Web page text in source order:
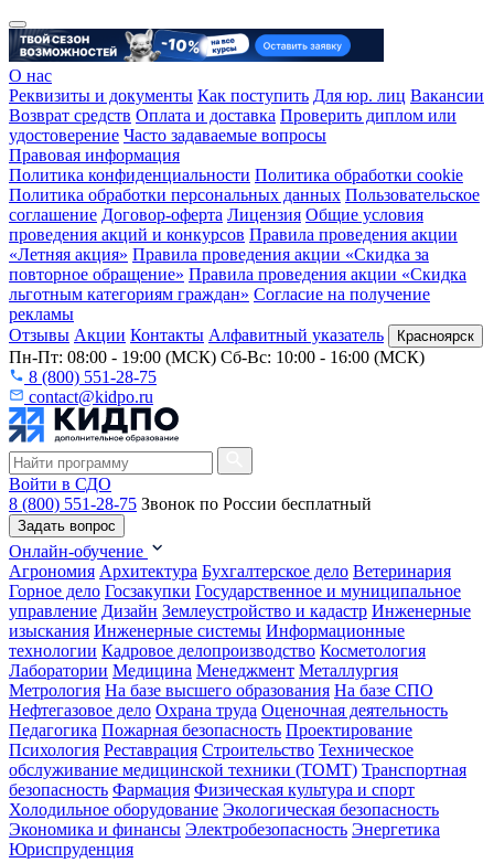
О нас
Реквизиты и документы Как поступить Для юр. лиц Вакансии
Возврат средств Оплата и доставка Проверить диплом или
удостоверение Часто задаваемые вопросы
Правовая информация
Политика конфиденциальности Политика обработки cookie
Политика обработки персональных данных Пользовательское
соглашение Договор-оферта Лицензия Общие условия
проведения акций и конкурсов Правила проведения акции
«Летняя акция» Правила проведения акции «Скидка за
повторное обращение» Правила проведения акции «Скидка
льготным категориям граждан» Согласие на получение
рекламы
Отзывы Акции Контакты Алфавитный указатель Красноярск
Пн-Пт: 08:00 - 19:00 (МСК) Сб-Вс: 10:00 - 16:00 (МСК)
8 (800) 551-28-75
contact@kidpo.ru
Войти в СДО
8 (800) 551-28-75 Звонок по России бесплатный
Задать вопрос
Онлайн-обучение
Агрономия Архитектура Бухгалтерское дело Ветеринария
Горное дело Госзакупки Государственное и муниципальное
управление Дизайн Землеустройство и кадастр Инженерные
изыскания Инженерные системы Информационные
технологии Кадровое делопроизводство Косметология
Лаборатории Медицина Менеджмент Металлургия
Метрология На базе высшего образования На базе СПО
Нефтегазовое дело Охрана труда Оценочная деятельность
Педагогика Пожарная безопасность Проектирование
Психология Реставрация Строительство Техническое
обслуживание медицинской техники (ТОМТ) Транспортная
безопасность Фармация Физическая культура и спорт
Холодильное оборудование Экологическая безопасность
Экономика и финансы Электробезопасность Энергетика
Юриспруденция